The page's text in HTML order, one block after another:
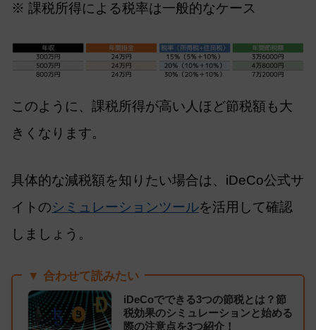
※ 課税所得による税率は一般的なケース
このように、課税所得が高い人ほど節税額も大
きくなります。
具体的な減税額を知りたい場合は、iDeCo公式サ
イトのシミュレーションツールを活用して確認
しましょう。
▼ 合わせて読みたい
iDeCoでできる3つの節税とは？節
税効果のシミュレーションと始める
際の注意点を3つ紹介！